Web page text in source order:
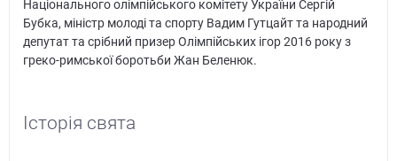
Національного олімпійського комітету України Сергій
Бубка, міністр молоді та спорту Вадим Гутцайт та народний
депутат та срібний призер Олімпійських ігор 2016 року з
греко-римської боротьби Жан Беленюк.
Історія свята